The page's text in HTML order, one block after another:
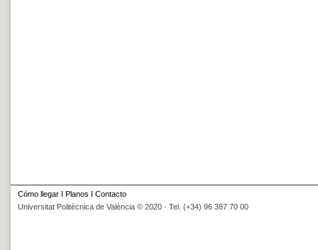
Cómo llegar I Planos I Contacto
Universitat Politècnica de València © 2020 · Tel. (+34) 96 387 70 00